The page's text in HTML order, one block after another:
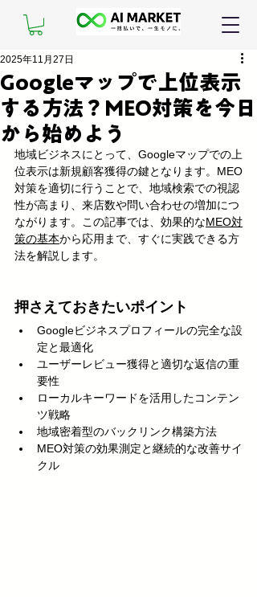
Googleマップで上位表示
する方法？MEO対策を今日
から始めよう
2025年11月27日
地域ビジネスにとって、Googleマップでの上
位表示は新規顧客獲得の鍵となります。MEO
対策を適切に行うことで、地域検索での視認
性が高まり、来店数や問い合わせの増加につ
ながります。この記事では、効果的なMEO対
策の基本から応用まで、すぐに実践できる方
法を解説します。
押さえておきたいポイント
Googleビジネスプロフィールの完全な設
定と最適化
ユーザーレビュー獲得と適切な返信の重
要性
ローカルキーワードを活用したコンテン
ツ戦略
地域密着型のバックリンク構築方法
MEO対策の効果測定と継続的な改善サイ
クル